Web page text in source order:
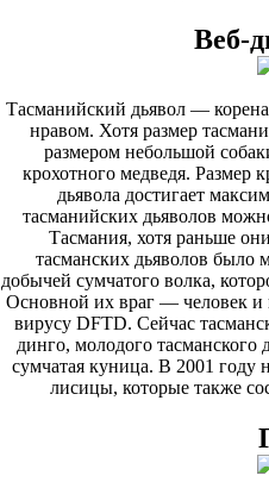
Веб-
Тасманийский дьявол —
нравом. Хотя размер
размером небольшой
крохотного медведя. Размер
дьявола достигает
тасманийских дьяволов
Тасмания, хотя раньше
тасманских дьяволов было
добычей сумчатого волка,
Основной их враг — человек
вирусу DFTD. Сейчас
динго, молодого тасманского
сумчатая куница. В 2001 году
лисицы, которые также